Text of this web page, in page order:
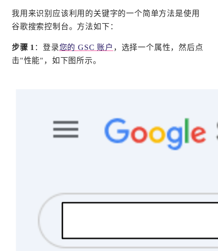
我用来识别应该利用的关键字的一个简单方法是使用
谷歌搜索控制台。方法如下：
步骤 1 ：登录您的 GSC 账户 ，选择一个属性，然后点
击"性能"，如下图所示。